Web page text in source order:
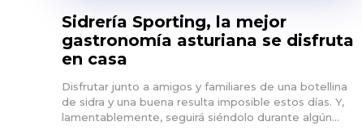
Sidrería Sporting, la mejor
gastronomía asturiana se disfruta
en casa
Disfrutar junto a amigos y familiares de una botellina
de sidra y una buena resulta imposible estos días. Y,
lamentablemente, seguirá siéndolo durante algún...